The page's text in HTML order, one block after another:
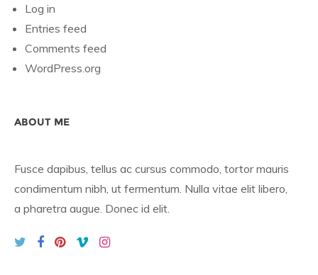
Log in
Entries feed
Comments feed
WordPress.org
ABOUT ME
Fusce dapibus, tellus ac cursus commodo, tortor mauris
condimentum nibh, ut fermentum. Nulla vitae elit libero,
a pharetra augue. Donec id elit.